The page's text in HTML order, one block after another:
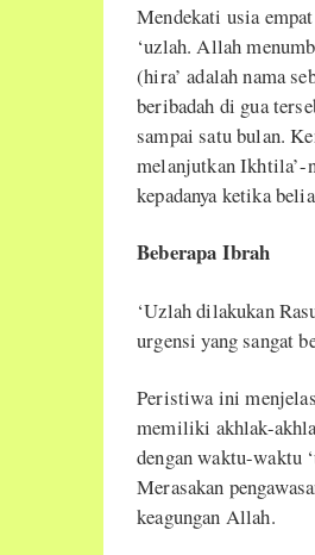
Mendekati usia
‘uzlah. Allah
(hira’ adalah nama
beribadah di gua
sampai satu bulan.
melanjutkan Ikhtila’-
kepadanya ketika
Beberapa Ibrah
‘Uzlah dilakukan
urgensi yang sangat
Peristiwa ini
memiliki akhlak-
dengan waktu-waktu
Merasakan
keagungan Allah.